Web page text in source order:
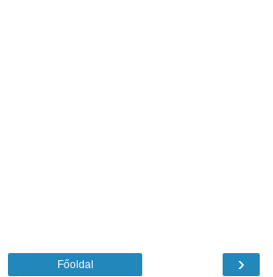
›
Főoldal